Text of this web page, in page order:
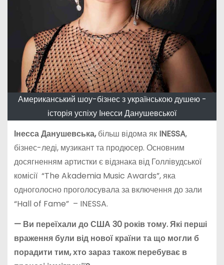
Американський шоу-бізнес з українською душею -
історія успіху Інесси Данушевської
Інесса Данушевська,більш відома як INESSA,
бізнес-леді, музикант та продюсер. Основним
досягненням артистки є відзнака від Голлівудської
комісії “The Akademia Music Awards”, яка
одноголосно проголосувала за включення до зали
“Hall of Fame” – INESSA.
— Ви переїхали до США 30 років тому. Які перші
враження були від нової країни та що могли б
порадити тим, хто зараз також перебуває в